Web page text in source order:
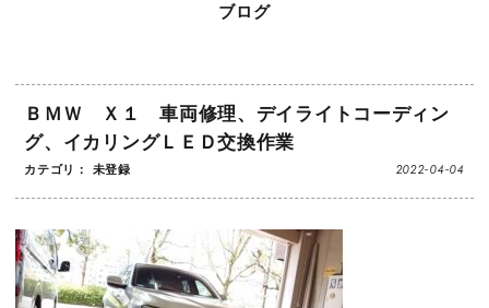
ブログ
ＢＭＷ Ｘ１ 車両修理、デイライトコーディン
グ、イカリングＬＥＤ交換作業
カテゴリ： 未登録 2022-04-04